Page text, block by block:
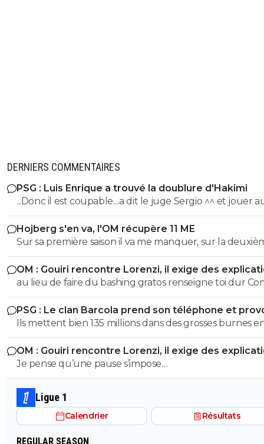
DERNIERS COMMENTAIRES
PSG : Luis Enrique a trouvé la doublure d'Hakimi
...Donc il est coupable....a dit le juge Sergio ^^ et jouer
n'arrange pas son cas on sait :)
Hojberg s'en va, l'OM récupère 11 ME
Sur sa première saison il va me manquer, sur la
très peu !
OM : Gouiri rencontre Lorenzi, il exige des
au lieu de faire du bashing gratos renseigne toi dur
c'est le nouveau riche oralien ils vont nouer la cL etc
progresse chaque saison
PSG : Le clan Barcola prend son téléphone et
un séisme
Ils mettent bien 135 millions dans des grosses burnes
donc pourquoi le PSG devrait pas faire pareil ?
OM : Gouiri rencontre Lorenzi, il exige des
Je pense qu’une pause s’impose…
Ligue 1
Calendrier Résultats
REGULAR SEASON